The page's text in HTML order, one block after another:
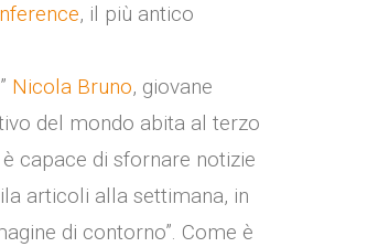
, il più antico
” Nicola Bruno, giovane
del mondo abita al terzo
capace di sfornare notizie
articoli alla settimana, in
di contorno”. Come è